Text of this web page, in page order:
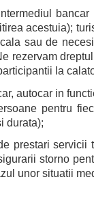
acestuia);
sau de
rezervam
la
autocar in
pentru
durata);
prestari
storno
unor situatii